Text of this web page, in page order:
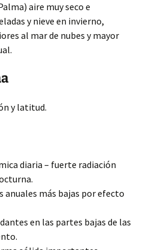
aire muy seco e
y nieve en invierno,
al mar de nubes y mayor
y latitud.
diaria – fuerte radiación
anuales más bajas por efecto
en las partes bajas de las